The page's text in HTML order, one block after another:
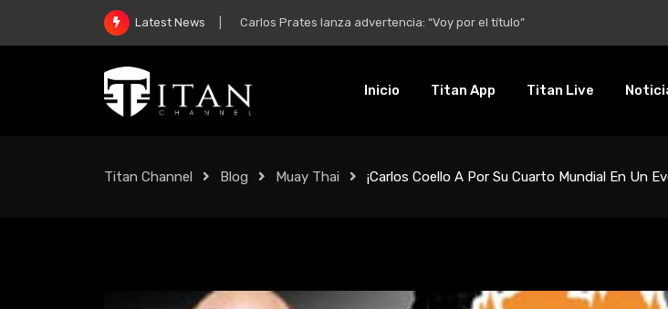
Latest News McGregor y su regreso: “Mi mentalidad es inquebrantable”
Inicio Titan App Titan Live
Titan Channel Blog Muay Thai ¡Carlos Coello A Por Su Cuarto Mundial En Un